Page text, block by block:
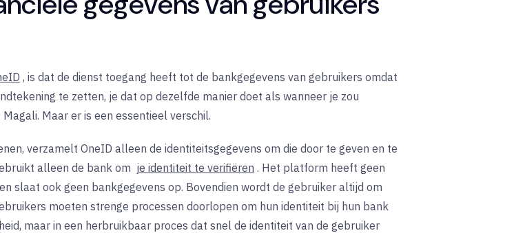
, is dat de dienst toegang heeft tot de bankgegevens van gebruikers omdat
te zetten, je dat op dezelfde manier doet als wanneer je zou
Maar er is een essentieel verschil.
verzamelt OneID alleen de identiteitsgegevens om die door te geven en te
alleen de bank om je identiteit te verifiëren . Het platform heeft geen
slaat ook geen bankgegevens op. Bovendien wordt de gebruiker altijd om
moeten strenge processen doorlopen om hun identiteit bij hun bank
maar in een herbruikbaar proces dat snel de identiteit van de gebruiker